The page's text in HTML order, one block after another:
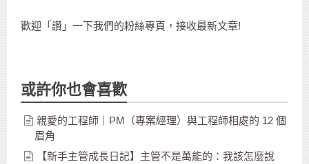
歡迎「讚」一下我們的粉絲專頁，接收最新文章!
或許你也會喜歡
親愛的工程師｜PM（專案經理）與工程師相處的 12 個
眉角
【新手主管成長日記】主管不是萬能的：我該怎麼說